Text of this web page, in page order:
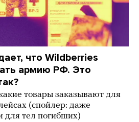
что Wildberries
армию РФ. Это
товары заказывают для
(спойлер: даже
для тел погибших)